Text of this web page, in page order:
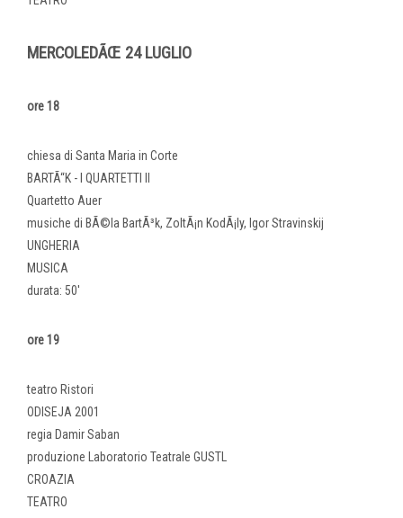
MERCOLEDÃŒ 24 LUGLIO
ore 18
chiesa di Santa Maria in Corte
BARTÃ“K - I QUARTETTI II
Quartetto Auer
musiche di BÃ©la BartÃ³k, ZoltÃ¡n KodÃ¡ly, Igor Stravinskij
UNGHERIA
MUSICA
durata: 50'
ore 19
teatro Ristori
ODISEJA 2001
regia Damir Saban
produzione Laboratorio Teatrale GUSTL
CROAZIA
TEATRO